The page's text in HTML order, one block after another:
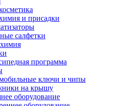
и присадки
салфетки
программа
ключи и чипы
на крышу
оборудование